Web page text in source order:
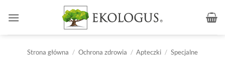
Strona główna / Ochrona zdrowia / Apteczki / Specjalne